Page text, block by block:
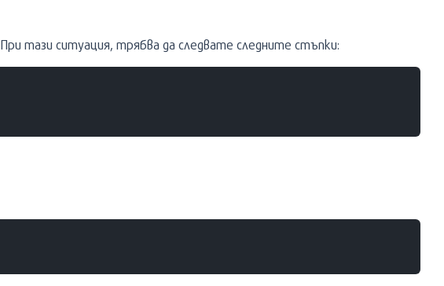
. При тази ситуация, трябва да следвате следните стъпки: